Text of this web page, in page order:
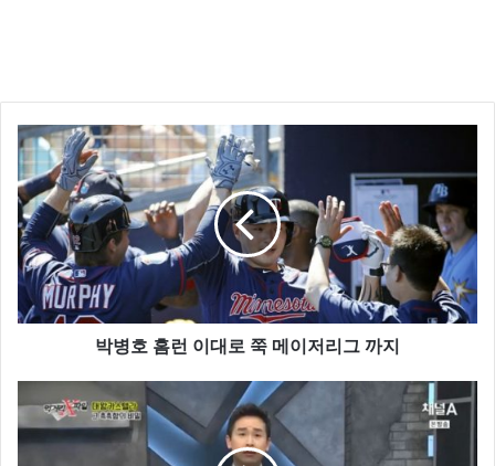
있는 사이트 입니다.
사용법은 www.virustotal.com 으로 직접 들어가셔도 되
구요 구글에서 ‘웹사이트 바이러스검사’ 라고 검색 하셔
도 됩니다.
박병호 홈런 이대로 쭉 메이저리그 까지